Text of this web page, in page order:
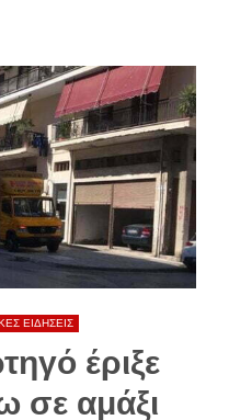
ΕΙΔΗΣΕΙΣ
έριξε
σε αμάξι